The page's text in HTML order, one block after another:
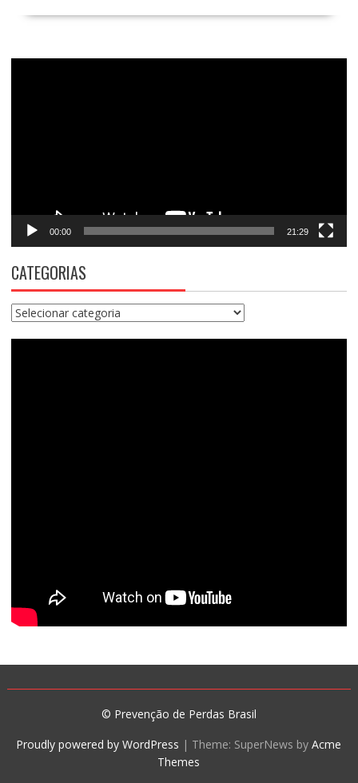
00:00 21:29
CATEGORIAS
Categorias
© Prevenção de Perdas Brasil
Proudly powered by WordPress | Theme: SuperNews byAcme
Themes